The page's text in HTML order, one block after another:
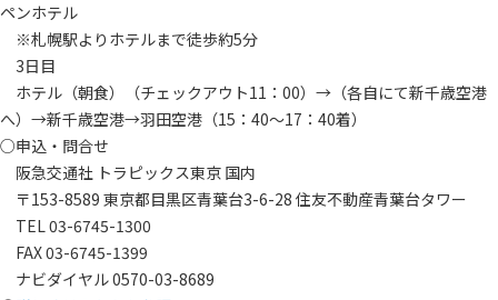
ペンホテル
※札幌駅よりホテルまで徒歩約5分
3日目
ホテル（朝食）（チェックアウト11：00）→（各自にて新千歳空港
へ）→新千歳空港→羽田空港（15：40～17：40着）
○申込・問合せ
阪急交通社 トラピックス東京 国内
〒153-8589 東京都目黒区青葉台3-6-28 住友不動産青葉台タワー
TEL 03-6745-1300
FAX 03-6745-1399
ナビダイヤル 0570-03-8689